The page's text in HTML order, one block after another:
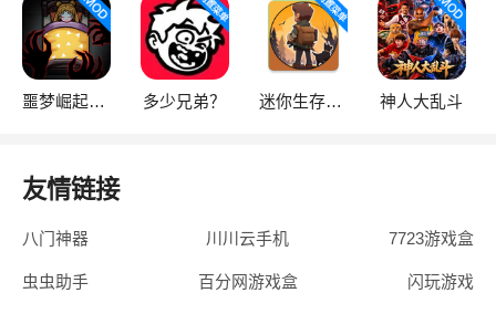
噩梦崛起：生存 多少兄弟？ 迷你生存僵尸大战魔改版 神人大乱斗
友情链接
八门神器 川川云手机 7723游戏盒
虫虫助手 百分网游戏盒 闪玩游戏